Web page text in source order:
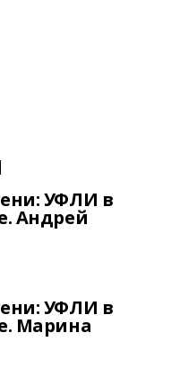
УФЛИ в
Андрей
УФЛИ в
Марина